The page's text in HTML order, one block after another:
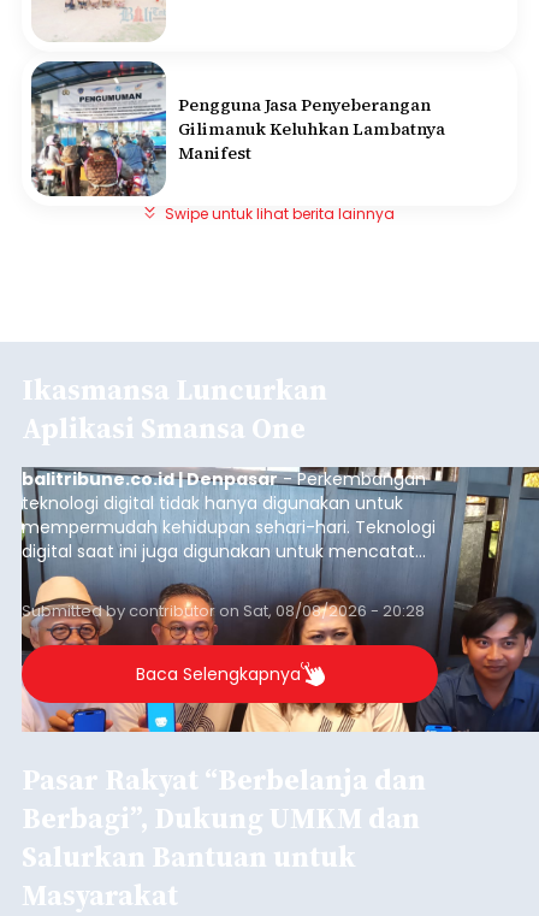
Pengguna Jasa Penyeberangan
Gilimanuk Keluhkan Lambatnya
Manifest
Swipe untuk lihat berita lainnya
Ikasmansa Luncurkan
Aplikasi Smansa One
balitribune.co.id | Denpasar- Perkembangan
teknologi digital tidak hanya digunakan untuk
mempermudah kehidupan sehari-hari. Teknologi
digital saat ini juga digunakan untuk mencatat
dan mengelola data base alumni dari suatu
sekolah, salah satunya adalah alumni SMA 1
Denpasar.
Submitted bycontributoron Sat, 08/08/2026 - 20:28
Baca Selengkapnya
Pasar Rakyat “Berbelanja dan
Berbagi”, Dukung UMKM dan
Salurkan Bantuan untuk
Masyarakat